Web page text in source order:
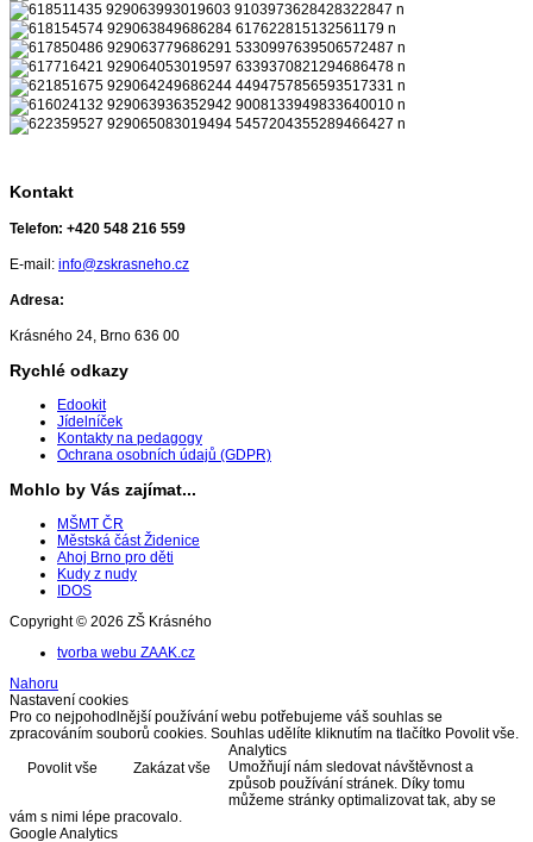
Kontakt
Telefon: +420 548 216 559
E-mail: info@zskrasneho.cz
Adresa:
Krásného 24, Brno 636 00
Rychlé odkazy
Edookit
Jídelníček
Kontakty na pedagogy
Ochrana osobních údajů (GDPR)
Mohlo by Vás zajímat...
MŠMT ČR
Městská část Židenice
Ahoj Brno pro děti
Kudy z nudy
IDOS
Copyright © 2026 ZŠ Krásného
tvorba webu ZAAK.cz
Nahoru
Nastavení cookies
Pro co nejpohodlnější používání webu potřebujeme váš souhlas se
zpracováním souborů cookies. Souhlas udělíte kliknutím na tlačítko Povolit vše.
Povolit vše Zakázat vše
Analytics
Umožňují nám sledovat návštěvnost a
způsob používání stránek. Díky tomu
můžeme stránky optimalizovat tak, aby se
vám s nimi lépe pracovalo.
Google Analytics